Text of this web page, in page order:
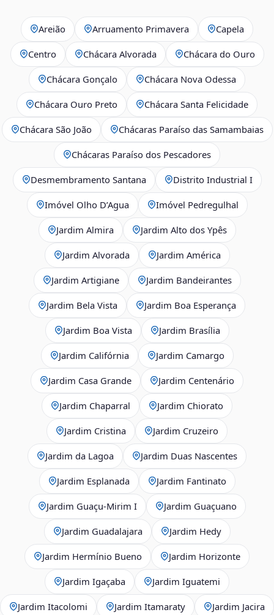
Areião Arruamento Primavera Capela
Centro Chácara Alvorada Chácara do Ouro
Chácara Gonçalo Chácara Nova Odessa
Chácara Ouro Preto Chácara Santa Felicidade
Chácara São João Chácaras Paraíso das Samambaias
Chácaras Paraíso dos Pescadores
Desmembramento Santana Distrito Industrial I
Imóvel Olho D’Agua Imóvel Pedregulhal
Jardim Almira Jardim Alto dos Ypês
Jardim Alvorada Jardim América
Jardim Artigiane Jardim Bandeirantes
Jardim Bela Vista Jardim Boa Esperança
Jardim Boa Vista Jardim Brasília
Jardim Califórnia Jardim Camargo
Jardim Casa Grande Jardim Centenário
Jardim Chaparral Jardim Chiorato
Jardim Cristina Jardim Cruzeiro
Jardim da Lagoa Jardim Duas Nascentes
Jardim Esplanada Jardim Fantinato
Jardim Guaçu‑Mirim I Jardim Guaçuano
Jardim Guadalajara Jardim Hedy
Jardim Hermínio Bueno Jardim Horizonte
Jardim Igaçaba Jardim Iguatemi
Jardim Itacolomi Jardim Itamaraty Jardim Jacira